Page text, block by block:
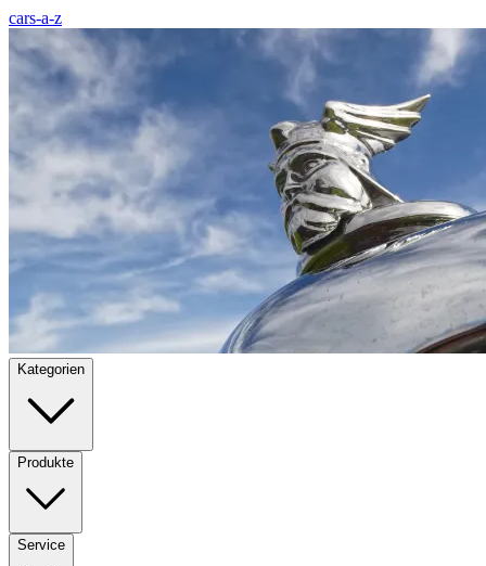
cars-a-z
Kategorien
Produkte
Service